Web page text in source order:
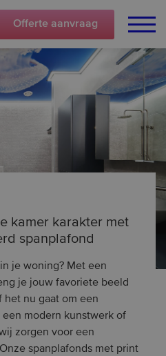
Offerte aanvraag
kamer karakter met
spanplafond
je woning? Met een
je jouw favoriete beeld
het nu gaat om een
modern kunstwerk of
zorgen voor een
spanplafonds met print